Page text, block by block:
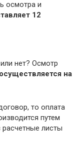
осмотра и
12
нет? Осмотр
осуществляется на
то оплата
путем
листы